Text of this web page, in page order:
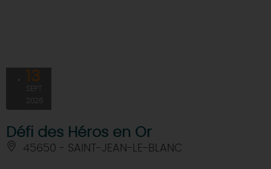
13
SEPT
2026
Défi des Héros en Or
45650 - SAINT-JEAN-LE-BLANC